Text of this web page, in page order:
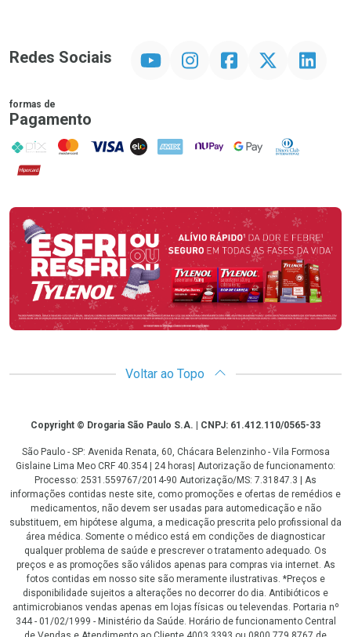
Redes Sociais InstagramFacebookTwitter Linkedin
formas de
Pagamento
PIX MasterCard
VISA ELO AMEX NuPay Google PayDiners Club
Hipercard
Promoção em Destaque
Voltar ao Topo
CopyrightCopyright © Drogaria São Paulo S.A. | CNPJ: 61.412.110/0565-33
São Paulo - SP: Avenida Renata, 60, Chácara Belenzinho - Vila Formosa
Gislaine Lima Meo CRF 40.354 | 24 horas| Autorização de funcionamento:
Processo: 2531.559767/2014-90 Autorização/MS: 7.31847.3 | As
informações contidas neste site, como promoções e ofertas de remédios e
medicamentos, não devem ser usadas para automedicação e não
substituem, em hipótese alguma, a medicação prescrita pelo profissional da
área médica. Somente o médico está em condições de diagnosticar
qualquer problema de saúde e prescrever o tratamento adequado. Os
preços e as promoções são válidos apenas para compras via internet. As
fotos contidas em nosso site são meramente ilustrativas. *Preços e
disponibilidade sujeitos a alterações no decorrer do dia. Antibióticos e
antimicrobianos vendas apenas em lojas físicas ou televendas. Portaria nº
344 - 01/02/1999 - Ministério da Saúde. Horário de funcionamento Central